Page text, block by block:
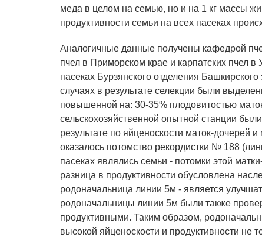
меда в целом на семью, но и на 1 кг массы
продуктивности семьи на всех пасеках
Аналогичные данные получены кафедрой
пчел в Приморском крае и карпатских пчел в
пасеках Бурзянского отделения
случаях в результате селекции были
повышенной на: 30-35% плодовитостью
сельскохозяйственной опытной станции
результате по яйценоскости маток-
оказалось потомство рекордистки № 188
пасеках являлись семьи - потомки этой
разница в продуктивности обусловлена
родоначальница линии 5м - является
родоначальницы линии 5м были также
продуктивными. Таким образом,
высокой яйценоскости и продуктивности не